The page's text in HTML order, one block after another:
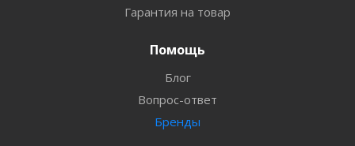
Гарантия на товар
Помощь
Блог
Вопрос-ответ
Бренды